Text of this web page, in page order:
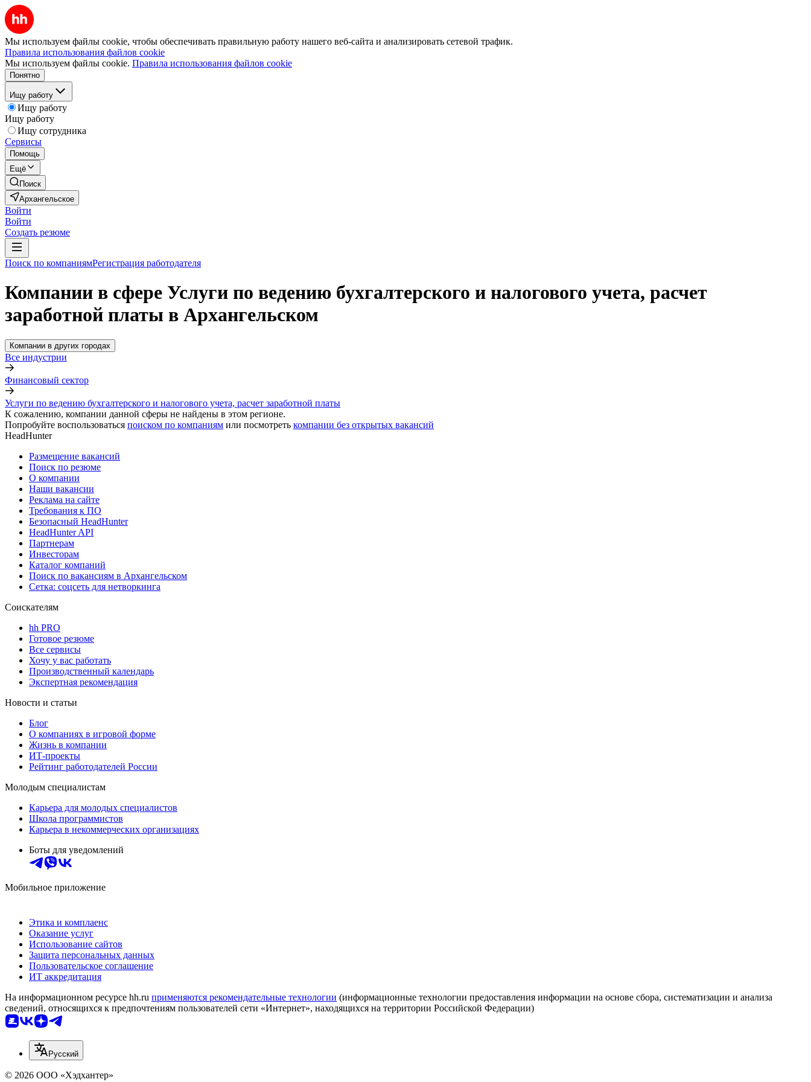
Мы используем файлы cookie, чтобы обеспечивать правильную работу нашего веб-сайта и анализировать сетевой трафик.
Правила использования файлов cookie
Мы используем файлы cookie. Правила использования файлов cookie
Понятно
Ищу работу
Ищу работу
Ищу работу
Ищу сотрудника
Сервисы
Помощь
Ещё
Поиск
Архангельское
Войти
Войти
Создать резюме
Поиск по компаниямРегистрация работодателя
Компании в сфере Услуги по ведению бухгалтерского и налогового учета, расчет
заработной платы в Архангельском
Компании в других городах
Все индустрии
Финансовый сектор
Услуги по ведению бухгалтерского и налогового учета, расчет заработной платы
К сожалению, компании данной сферы не найдены в этом регионе.
Попробуйте воспользоваться поиском по компаниям или посмотреть компании без открытых вакансий
HeadHunter
Размещение вакансий
Поиск по резюме
О компании
Наши вакансии
Реклама на сайте
Требования к ПО
Безопасный HeadHunter
HeadHunter API
Партнерам
Инвесторам
Каталог компаний
Поиск по вакансиям в Архангельском
Сетка: соцсеть для нетворкинга
Соискателям
hh PRO
Готовое резюме
Все сервисы
Хочу у вас работать
Производственный календарь
Экспертная рекомендация
Новости и статьи
Блог
О компаниях в игровой форме
Жизнь в компании
ИТ-проекты
Рейтинг работодателей России
Молодым специалистам
Карьера для молодых специалистов
Школа программистов
Карьера в некоммерческих организациях
Боты для уведомлений
Мобильное приложение
Этика и комплаенс
Оказание услуг
Использование сайтов
Защита персональных данных
Пользовательское соглашение
ИТ аккредитация
На информационном ресурсе hh.ru применяются рекомендательные технологии (информационные технологии предоставления информации на основе сбора, систематизации и анализа
сведений, относящихся к предпочтениям пользователей сети «Интернет», находящихся на территории Российской Федерации)
Русский
© 2026 ООО «Хэдхантер»